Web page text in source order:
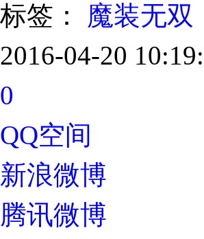
标签：
魔装无双
2016-04-20
0
QQ空间
新浪微博
腾讯微博